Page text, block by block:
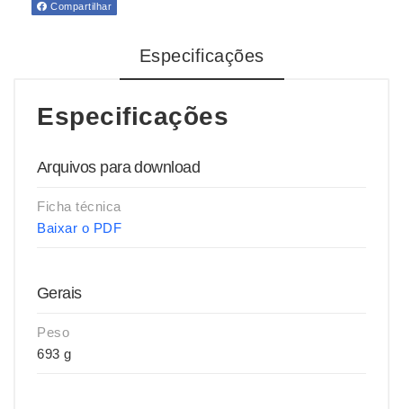
Compartilhar
Especificações
Especificações
Arquivos para download
Ficha técnica
Baixar o PDF
Gerais
Peso
693 g